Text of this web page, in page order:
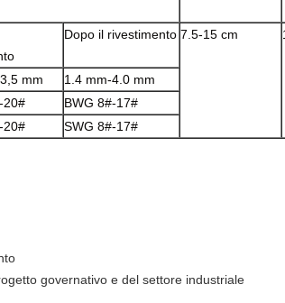
Dopo il rivestimento 7.5-15 cm
mm
1.4 mm-4.0 mm
20#
BWG 8#-17#
20#
SWG 8#-17#
governativo e del settore industriale